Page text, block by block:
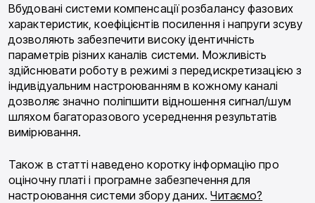
Вбудовані системи компенсації розбалансу фазових
характеристик, коефіцієнтів посилення і напруги зсуву
дозволяють забезпечити високу ідентичність
параметрів різних каналів системи. Можливість
здійснювати роботу в режимі з передискретизацією з
індивідуальним настроюванням в кожному каналі
дозволяє значно поліпшити відношення сигнал/шум
шляхом багаторазового усереднення результатів
вимірювання.
Також в статті наведено коротку інформацію про
оціночну платі і програмне забезпечення для
настроювання системи збору даних.Читаємо?